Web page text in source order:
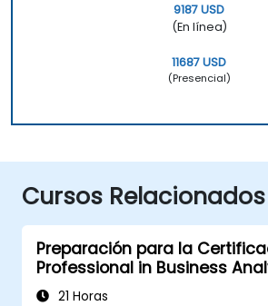
9187 USD
(En línea)
11687 USD
(Presencial)
Cursos Relacionados
Preparación para la
Professional in Business
21 Horas